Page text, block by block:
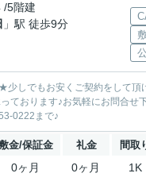
/5階建
」駅 徒歩9分
しでもお安くご契約をして頂
っております♪お気軽にお問合
0222まで♪
金/保証金 礼金 間取
0ヶ月 0ヶ月 1K